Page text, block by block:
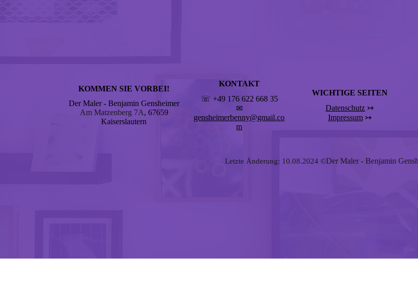
KOMMEN SIE VORBEI!
Der Maler - Benjamin Gensheimer
Am Matzenberg 7A, 67659
Kaiserslautern
KONTAKT
☏ +49 176 622 668 35
✉
gensheimerbenny@gmail.co
m
WICHTIGE SEITEN
Datenschutz ↣
Impressum↣
Letzte Änderung: 10.08.2024 ©Der Maler - Benjamin